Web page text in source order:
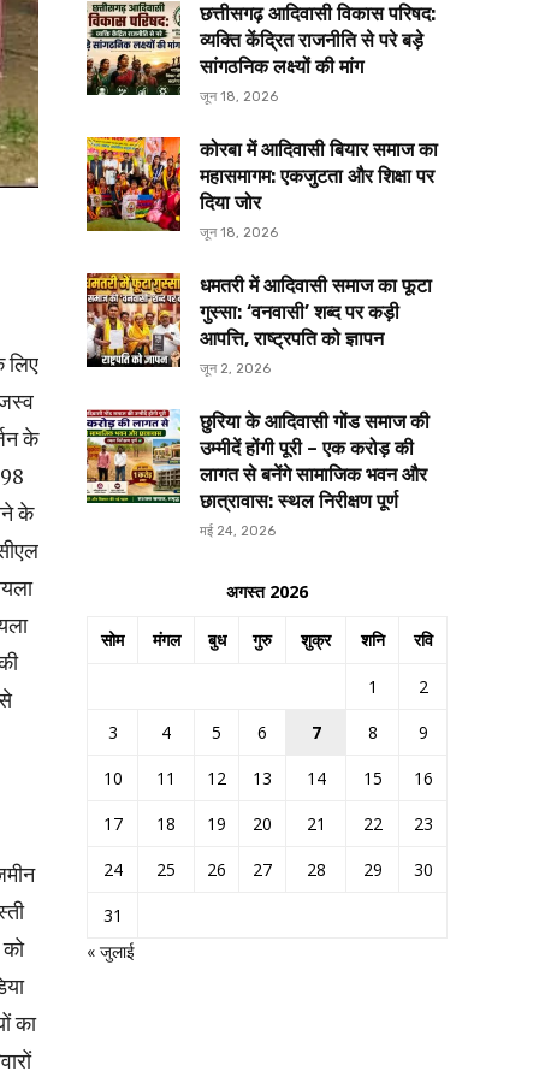
लिए
के
के
का
छत्तीसगढ़ आदिवासी विकास परिषद:
व्यक्ति केंद्रित राजनीति से परे बड़े
सांगठनिक लक्ष्यों की मांग
जून 18, 2026
कोरबा में आदिवासी बियार समाज का
महासमागम: एकजुटता और शिक्षा पर
दिया जोर
जून 18, 2026
धमतरी में आदिवासी समाज का फूटा
गुस्सा: ‘वनवासी’ शब्द पर कड़ी
आपत्ति, राष्ट्रपति को ज्ञापन
जून 2, 2026
छुरिया के आदिवासी गोंड समाज की
उम्मीदें होंगी पूरी – एक करोड़ की
लागत से बनेंगे सामाजिक भवन और
छात्रावास: स्थल निरीक्षण पूर्ण
मई 24, 2026
अगस्त 2026
सोम मंगल बुध गुरु शुक्र शनि रवि
1
2
3
4 5 6 7 8
9
10
11 12 13 14 15
16
17
18 19 20 21 22
23
24
25 26 27 28 29
30
31
« जुलाई